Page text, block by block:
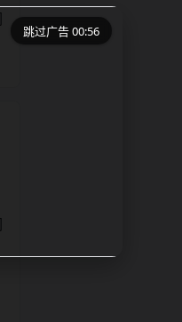
跳过广告 00:55